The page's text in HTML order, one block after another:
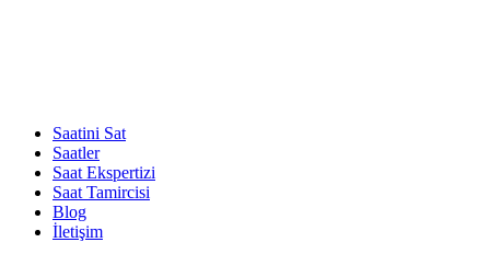
Saatini Sat
Saatler
Saat Ekspertizi
Saat Tamircisi
Blog
İletişim